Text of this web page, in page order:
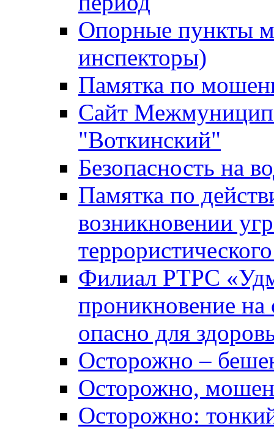
Опорные пункты
инспекторы)
Памятка по
Сайт
"Воткинский"
Безопасность на
Памятка по
возникновении
Филиал РТРС
проникновение на
опасно для
Осторожно –
Осторожно,
Осторожно: